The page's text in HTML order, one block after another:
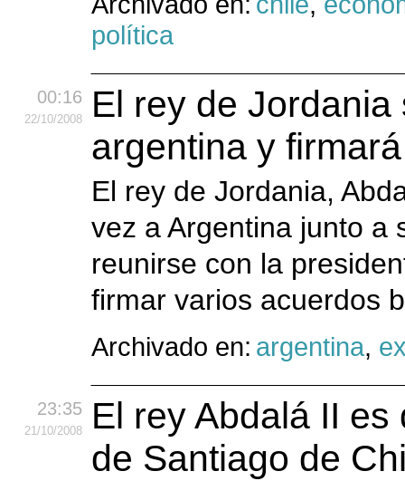
política
00:16
22/10/2008
El rey de
argentina y
El rey de Jordania,
vez a Argentina junto a
reunirse con la
firmar varios acuerdos
Archivado en: argentina,
23:35
21/10/2008
El rey Abdalá II
de Santiago de